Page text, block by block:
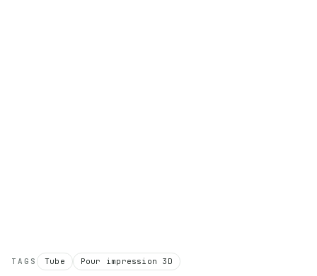
TAGS Tube Pour impression 3D